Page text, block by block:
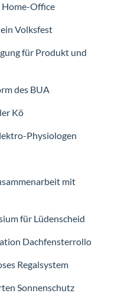
Office
Volksfest
für Produkt und
des BUA
Kö
Physiologen
mit
für Lüdenscheid
Dachfensterrollo
Regalsystem
Sonnenschutz